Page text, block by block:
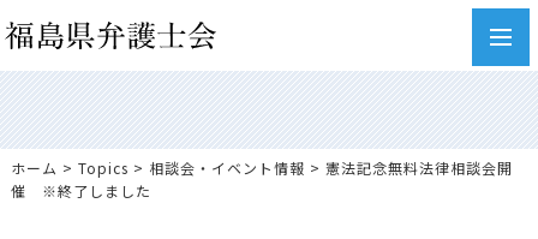
ホーム > Topics > 相談会・イベント情報 > 憲法記念無料法律相談会開
催 ※終了しました